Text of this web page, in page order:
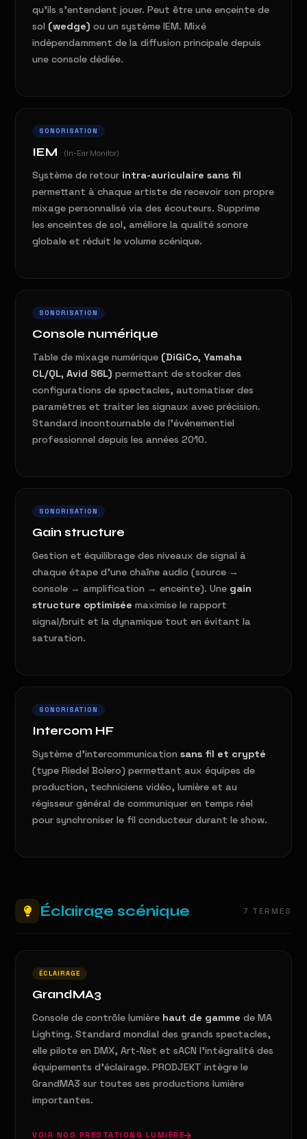
qu'ils s'entendent jouer. Peut être une enceinte de
sol (wedge) ou un système IEM. Mixé
indépendamment de la diffusion principale depuis
une console dédiée.
SONORISATION
IEM (In-Ear Monitor)
Système de retour intra-auriculaire sans fil
permettant à chaque artiste de recevoir son propre
mixage personnalisé via des écouteurs. Supprime
les enceintes de sol, améliore la qualité sonore
globale et réduit le volume scénique.
SONORISATION
Console numérique
Table de mixage numérique (DiGiCo, Yamaha
CL/QL, Avid S6L) permettant de stocker des
configurations de spectacles, automatiser des
paramètres et traiter les signaux avec précision.
Standard incontournable de l'événementiel
professionnel depuis les années 2010.
SONORISATION
Gain structure
Gestion et équilibrage des niveaux de signal à
chaque étape d'une chaîne audio (source →
console → amplification → enceinte). Une gain
structure optimisée maximise le rapport
signal/bruit et la dynamique tout en évitant la
saturation.
SONORISATION
Intercom HF
Système d'intercommunicationsans fil et crypté
(type Riedel Bolero) permettant aux équipes de
production, techniciens vidéo, lumière et au
régisseur général de communiquer en temps réel
pour synchroniser le fil conducteur durant le show.
Éclairage scénique 7 TERMES
ÉCLAIRAGE
GrandMA3
Console de contrôle lumière haut de gamme de MA
Lighting. Standard mondial des grands spectacles,
elle pilote en DMX, Art-Net et sACN l'intégralité des
équipements d'éclairage. PRODJEKT intègre le
GrandMA3 sur toutes ses productions lumière
importantes.
VOIR NOS PRESTATIONS LUMIÈRE